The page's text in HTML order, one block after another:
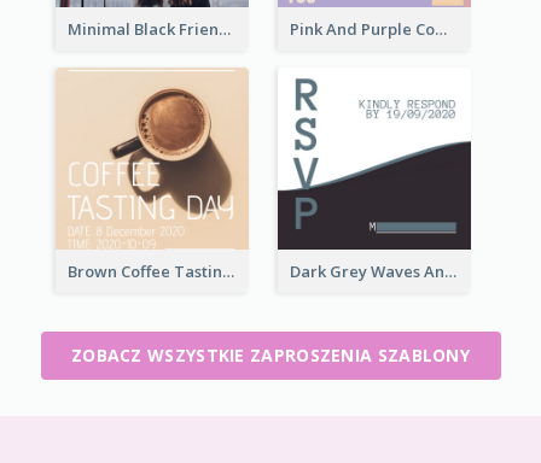
Minimal Black Friendsgiving Invitation Pink And Purple Come To our Party Invitation
Brown Coffee Tasting Day In December Invitation Dark Grey Waves And Curves Invitation
ZOBACZ WSZYSTKIE ZAPROSZENIA SZABLONY